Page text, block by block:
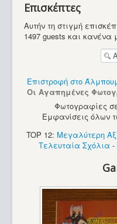
Υπολογιστές
Επισκέπτες
Αυτήν τη στιγμή
1497 guests και κανένα
Επιστροφή στο
Οι Αγαπημένες
Φωτογραφίες
Εμφανίσεις όλων
TOP 12: Μεγαλύτερη
Τελευταία Σχόλια -